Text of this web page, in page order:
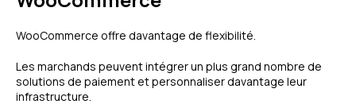
WooCommerce offre davantage de flexibilité.
Les marchands peuvent intégrer un plus grand nombre de
solutions de paiement et personnaliser davantage leur
infrastructure.